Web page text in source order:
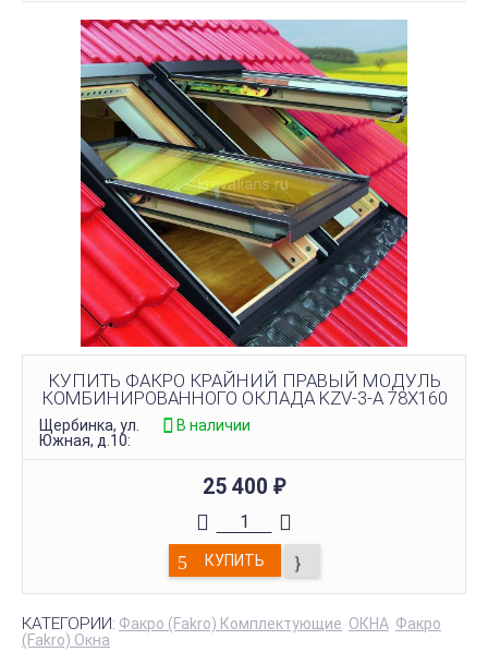
КУПИТЬ ФАКРО КРАЙНИЙ ПРАВЫЙ МОДУЛЬ
КОМБИНИРОВАННОГО ОКЛАДА KZV-3-A 78X160
Щербинка, ул.
Южная, д.10:
В наличии
25 400 ₽
КУПИТЬ
КАТЕГОРИИ: Факро (Fakro) Комплектующие ОКНА Факро
(Fakro) Окна